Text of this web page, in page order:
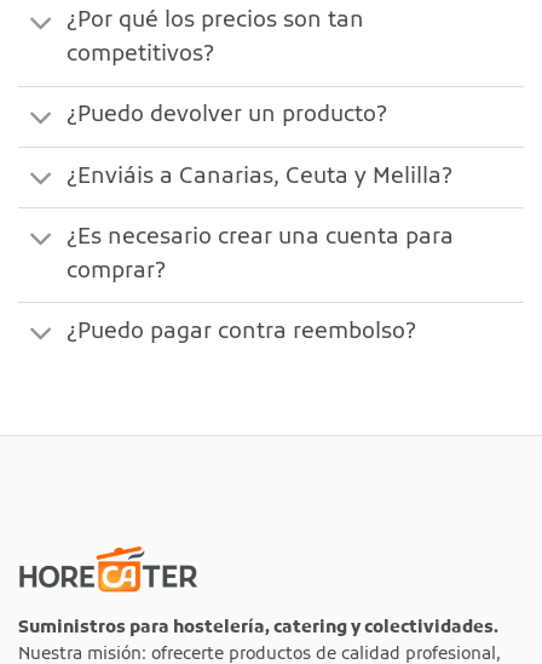
¿Por qué los precios son tan
competitivos?
¿Puedo devolver un producto?
¿Enviáis a Canarias, Ceuta y Melilla?
¿Es necesario crear una cuenta para
comprar?
¿Puedo pagar contra reembolso?
Suministros para hostelería, catering y colectividades.
Nuestra misión: ofrecerte productos de calidad profesional,